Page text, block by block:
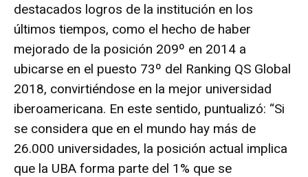
destacados logros de la institución en los
últimos tiempos, como el hecho de haber
mejorado de la posición 209º en 2014 a
ubicarse en el puesto 73º del Ranking QS Global
2018, convirtiéndose en la mejor universidad
iberoamericana. En este sentido, puntualizó: “Si
se considera que en el mundo hay más de
26.000 universidades, la posición actual implica
que la UBA forma parte del 1% que se